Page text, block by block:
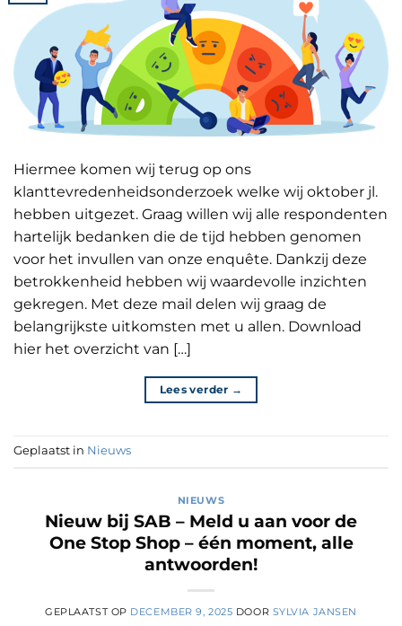
Hiermee komen wij terug op ons
klanttevredenheidsonderzoek welke wij oktober jl.
hebben uitgezet. Graag willen wij alle respondenten
hartelijk bedanken die de tijd hebben genomen
voor het invullen van onze enquête. Dankzij deze
betrokkenheid hebben wij waardevolle inzichten
gekregen. Met deze mail delen wij graag de
belangrijkste uitkomsten met u allen. Download
hier het overzicht van […]
Lees verder →
Geplaatst in Nieuws
NIEUWS
Nieuw bij SAB – Meld u aan voor de
One Stop Shop – één moment, alle
antwoorden!
GEPLAATST OP DECEMBER 9, 2025 DOOR SYLVIA JANSEN